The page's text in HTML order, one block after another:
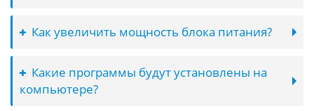
Как увеличить мощность блока питания?
Какие программы будут установлены на
компьютере?